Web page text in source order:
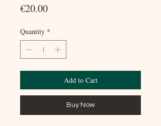
€20.00Price
Quantity *
Add to Cart
Buy Now